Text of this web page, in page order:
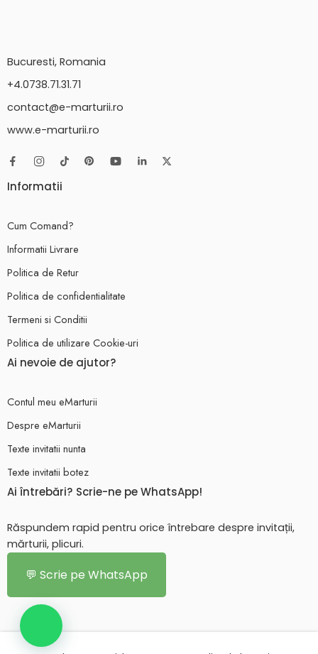
Bucuresti, Romania
+4.0738.71.31.71
contact@e-marturii.ro
www.e-marturii.ro
Informatii
Cum Comand?
Informatii Livrare
Politica de Retur
Politica de confidentialitate
Termeni si Conditii
Politica de utilizare Cookie-uri
Ai nevoie de ajutor?
Contul meu eMarturii
Despre eMarturii
Texte invitatii nunta
Texte invitatii botez
Ai întrebări? Scrie-ne pe WhatsApp!
Răspundem rapid pentru orice întrebare despre invitații,
mărturii, plicuri.
💬 Scrie pe WhatsApp